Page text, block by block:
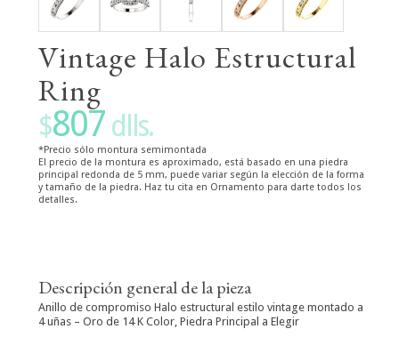
Vintage Halo Estructural
Ring
$807 dlls.
*Precio sólo montura semimontada
El precio de la montura es aproximado, está basado en una piedra
principal redonda de 5 mm, puede variar según la elección de la forma
y tamaño de la piedra. Haz tu cita en Ornamento para darte todos los
detalles.
Descripción general de la pieza
Anillo de compromiso Halo estructural estilo vintage montado a
4 uñas – Oro de 14 K Color, Piedra Principal a Elegir